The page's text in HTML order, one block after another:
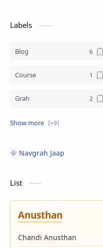
Labels
Blog
Course
Grah
ksy
व्रत कथा
🌞 Navgrah Jaap
List
Anusthan
Chandi Anusthan